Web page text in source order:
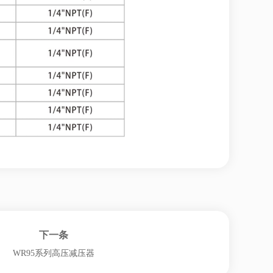
下一条
WR95系列高压减压器